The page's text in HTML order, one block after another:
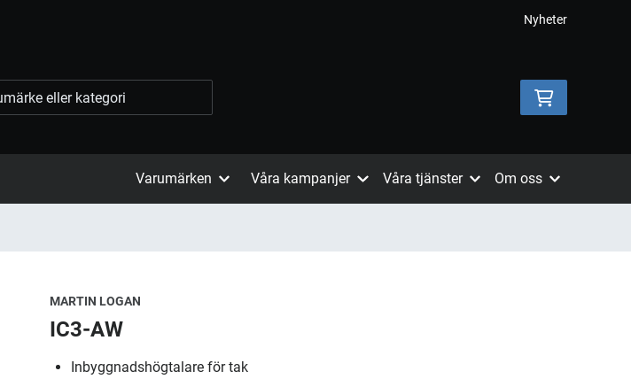
Nyheter
Varumärken Våra kampanjer Våra tjänster Om oss
MARTIN LOGAN
IC3-AW
Inbyggnadshögtalare för tak